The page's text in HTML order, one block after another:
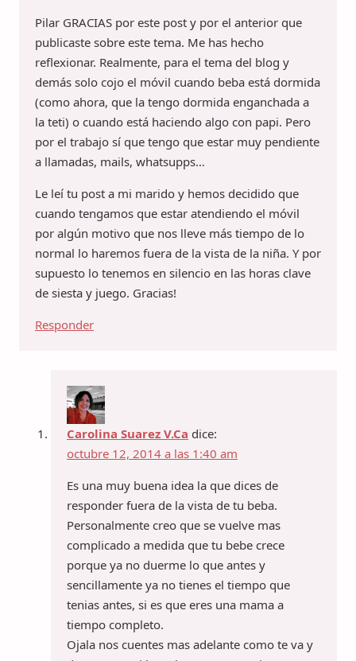
Pilar GRACIAS por este post y por el anterior que
publicaste sobre este tema. Me has hecho
reflexionar. Realmente, para el tema del blog y
demás solo cojo el móvil cuando beba está dormida
(como ahora, que la tengo dormida enganchada a
la teti) o cuando está haciendo algo con papi. Pero
por el trabajo sí que tengo que estar muy pendiente
a llamadas, mails, whatsupps…
Le leí tu post a mi marido y hemos decidido que
cuando tengamos que estar atendiendo el móvil
por algún motivo que nos lleve más tiempo de lo
normal lo haremos fuera de la vista de la niña. Y por
supuesto lo tenemos en silencio en las horas clave
de siesta y juego. Gracias!
Responder
Carolina Suarez V.Ca dice:
octubre 12, 2014 a las 1:40 am
Es una muy buena idea la que dices de
responder fuera de la vista de tu beba.
Personalmente creo que se vuelve mas
complicado a medida que tu bebe crece
porque ya no duerme lo que antes y
sencillamente ya no tienes el tiempo que
tenias antes, si es que eres una mama a
tiempo completo.
Ojala nos cuentes mas adelante como te va y